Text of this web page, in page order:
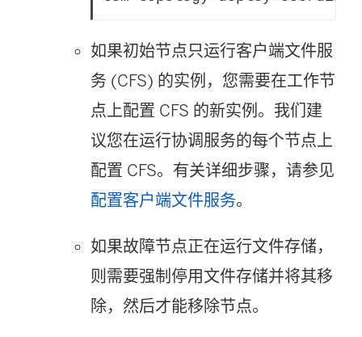
如果初始节点只运行客户端文件服
务 (CFS) 的实例，您需要在工作节
点上配置 CFS 的新实例。我们建
议您在运行协调服务的每个节点上
配置 CFS。有关详细步骤，请参见
配置客户端文件服务。
如果故障节点正在运行文件存储，
则需要强制停用文件存储并将其移
除，然后才能移除节点。